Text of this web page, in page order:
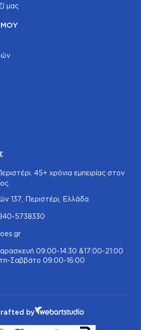
μας
ΜΟΥ
45+ χρόνια εμπειρίας στον
137, Περιστέρι, Ελλάδα
5738330
09:00-14:30 &17:00-21:00
Σαββάτο 09:00-16:00
by